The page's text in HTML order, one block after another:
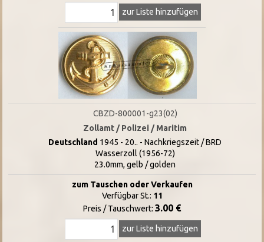
zur Liste hinzufügen
CBZD-800001-g23(02)
Zollamt / Polizei / Maritim
Deutschland 1945 - 20.. - Nachkriegszeit / BRD
Wasserzoll (1956-72)
23.0mm, gelb / golden
zum Tauschen oder Verkaufen
Verfügbar St.: 11
Preis / Tauschwert: 3.00 €
zur Liste hinzufügen